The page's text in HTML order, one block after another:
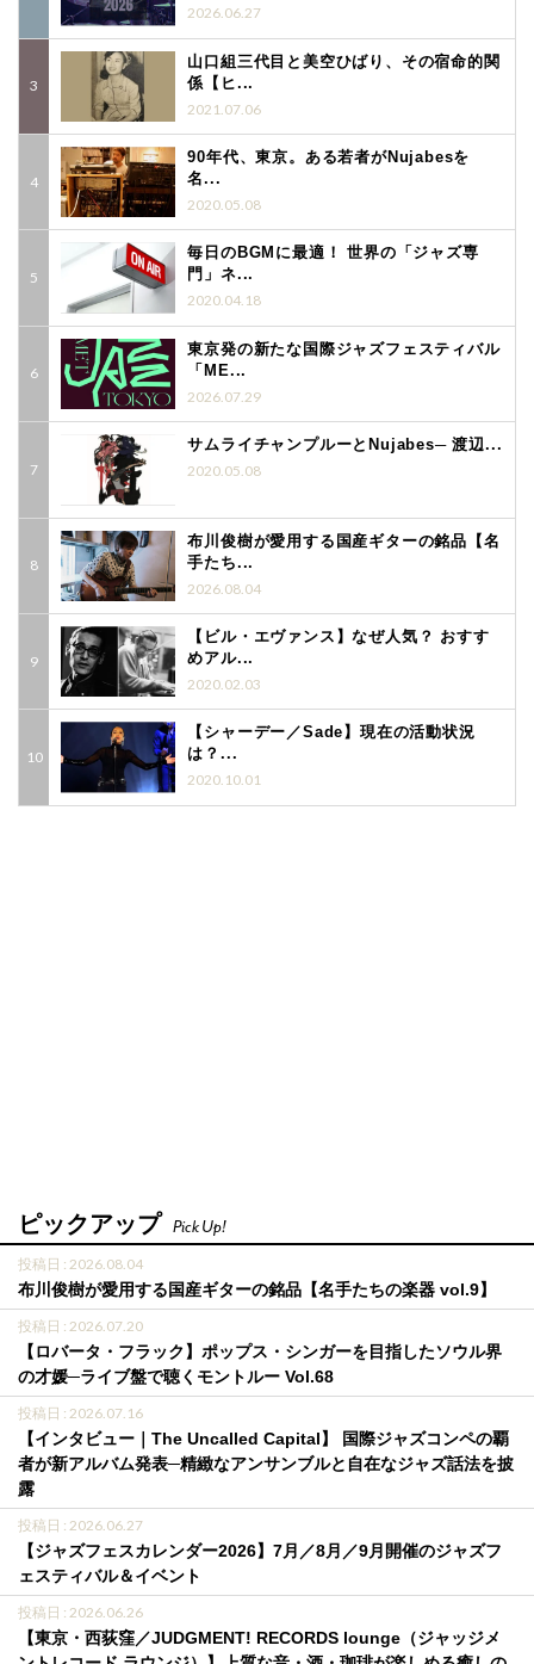
2026.06.27
山口組三代目と美空ひばり、その宿命的関
係【ヒ...
2021.07.06
90年代、東京。ある若者がNujabesを
名...
2020.05.08
毎日のBGMに最適！ 世界の「ジャズ専
門」ネ...
2020.04.18
東京発の新たな国際ジャズフェスティバル
「ME...
2026.07.29
サムライチャンプルーとNujabes─ 渡辺...
2020.05.08
布川俊樹が愛用する国産ギターの銘品【名
手たち...
2026.08.04
【ビル・エヴァンス】なぜ人気？ おすす
めアル...
2020.02.03
【シャーデー／Sade】現在の活動状況
は？...
2020.10.01
ピックアップ Pick Up!
投稿日 : 2026.08.04
布川俊樹が愛用する国産ギターの銘品【名手たちの楽器 vol.9】
投稿日 : 2026.07.20
【ロバータ・フラック】ポップス・シンガーを目指したソウル界
の才媛─ライブ盤で聴くモントルー Vol.68
投稿日 : 2026.07.16
【インタビュー｜The Uncalled Capital】 国際ジャズコンペの覇
者が新アルバム発表─精緻なアンサンブルと自在なジャズ話法を披
露
投稿日 : 2026.06.27
【ジャズフェスカレンダー2026】7月／8月／9月開催のジャズフ
ェスティバル＆イベント
投稿日 : 2026.06.26
【東京・西荻窪／JUDGMENT! RECORDS lounge（ジャッジメ